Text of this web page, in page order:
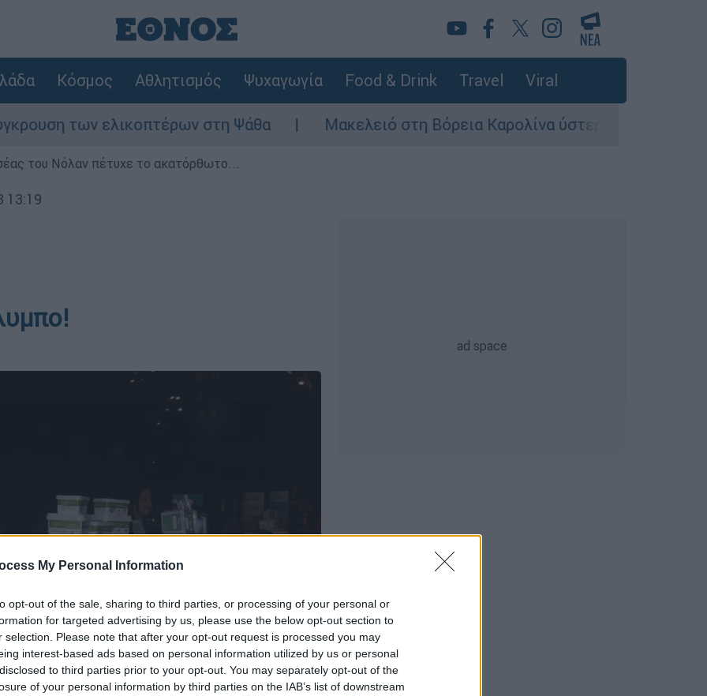
My Personal Information
opt-out of the sale, sharing to third parties, or processing of your personal or
for targeted advertising by us, please use the below opt-out section to
selection. Please note that after your opt-out request is processed you may
interest-based ads based on personal information utilized by us or personal
to third parties prior to your opt-out. You may separately opt-out of the
of your personal information by third parties on the IAB’s list of downstream
Κόσμος Αθλητισμός Ψυχαγωγία Food & Drink Travel Viral
των ελικοπτέρων στη Ψάθα Μακελειό στη Βόρεια Καρολίνα ύστερα από
του Νόλαν πέτυχε το ακατόρθωτο...
13:19